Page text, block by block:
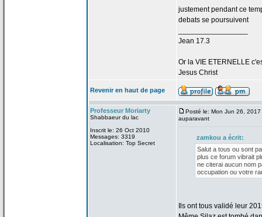
justement pendant ce
debats se poursuivent
Jean 17.3
Or la VIE ETERNELLE
Jesus Christ
Revenir en haut de page
Professeur Moriarty
Shabbaeur du lac
Inscrit le: 26 Oct 2010
Messages: 3319
Localisation: Top Secret
Posté le: Mon Jun 26,
auparavant
zamkou a écrit:
Salut a tous ou sont
plus ce forum vibrait
ne citerai aucun nom
occupation ou votre
Ils ont tous validé leur